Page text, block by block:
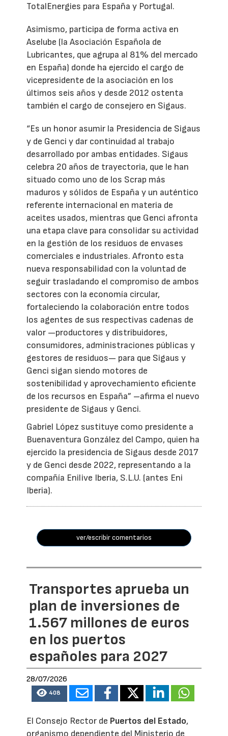
TotalEnergies para España y Portugal.
Asimismo, participa de forma activa en
Aselube (la Asociación Española de
Lubricantes, que agrupa al 81% del mercado
en España) donde ha ejercido el cargo de
vicepresidente de la asociación en los
últimos seis años y desde 2012 ostenta
también el cargo de consejero en Sigaus.
“Es un honor asumir la Presidencia de Sigaus
y de Genci y dar continuidad al trabajo
desarrollado por ambas entidades. Sigaus
celebra 20 años de trayectoria, que le han
situado como uno de los Scrap más
maduros y sólidos de España y un auténtico
referente internacional en materia de
aceites usados, mientras que Genci afronta
una etapa clave para consolidar su actividad
en la gestión de los residuos de envases
comerciales e industriales. Afronto esta
nueva responsabilidad con la voluntad de
seguir trasladando el compromiso de ambos
sectores con la economía circular,
fortaleciendo la colaboración entre todos
los agentes de sus respectivas cadenas de
valor —productores y distribuidores,
consumidores, administraciones públicas y
gestores de residuos— para que Sigaus y
Genci sigan siendo motores de
sostenibilidad y aprovechamiento eficiente
de los recursos en España” –afirma el nuevo
presidente de Sigaus y Genci.
Gabriel López sustituye como presidente a
Buenaventura González del Campo, quien ha
ejercido la presidencia de Sigaus desde 2017
y de Genci desde 2022, representando a la
compañía Enilive Iberia, S.L.U. (antes Eni
Iberia).
ver/escribir comentarios
Transportes aprueba un
plan de inversiones de
1.567 millones de euros
en los puertos
españoles para 2027
28/07/2026
408
El Consejo Rector de Puertos del Estado,
organismo dependiente del Ministerio de